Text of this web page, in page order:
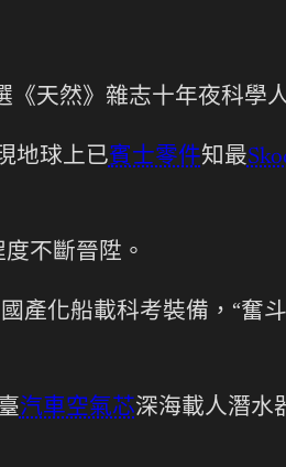
天然》雜志十年夜科學
地球上已賓士零件知最
不斷晉陞。
產化船載科考裝備，“奮
汽車空氣芯深海載人潛水